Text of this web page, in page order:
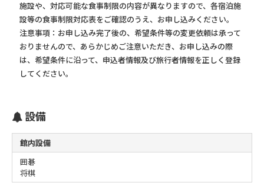
施設や、対応可能な食事制限の内容が異なりますので、各宿泊施
設等の食事制限対応表をご確認のうえ、お申し込みください。
注意事項：お申し込み完了後の、希望条件等の変更依頼は承って
おりませんので、あらかじめご注意いただき、お申し込みの際
は、希望条件に沿って、申込者情報及び旅行者情報を正しく登録
してください。
設備
館内設備
囲碁
将棋